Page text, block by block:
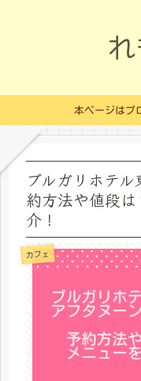
本ページはプ
ブルガリホテ
約方法や値段
介！
カフェ